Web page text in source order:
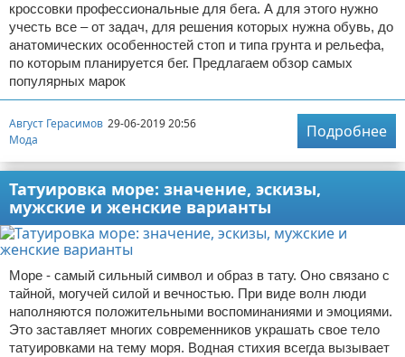
кроссовки профессиональные для бега. А для этого нужно
учесть все – от задач, для решения которых нужна обувь, до
анатомических особенностей стоп и типа грунта и рельефа,
по которым планируется бег. Предлагаем обзор самых
популярных марок
Август Герасимов 29-06-2019 20:56
Мода
Подробнее
Татуировка море: значение, эскизы,
мужские и женские варианты
Море - самый сильный символ и образ в тату. Оно связано с
тайной, могучей силой и вечностью. При виде волн люди
наполняются положительными воспоминаниями и эмоциями.
Это заставляет многих современников украшать свое тело
татуировками на тему моря. Водная стихия всегда вызывает